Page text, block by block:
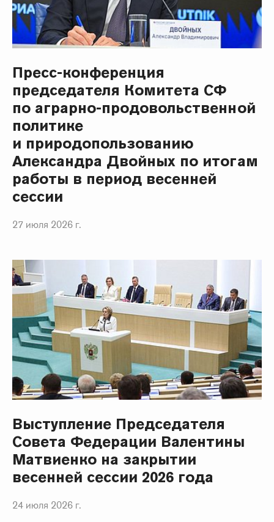
Пресс-конференция
председателя Комитета СФ
по аграрно-продовольственной
политике
и природопользованию
Александра Двойных по итогам
работы в период весенней
сессии
27 июля 2026 г.
Выступление Председателя
Совета Федерации Валентины
Матвиенко на закрытии
весенней сессии 2026 года
24 июля 2026 г.